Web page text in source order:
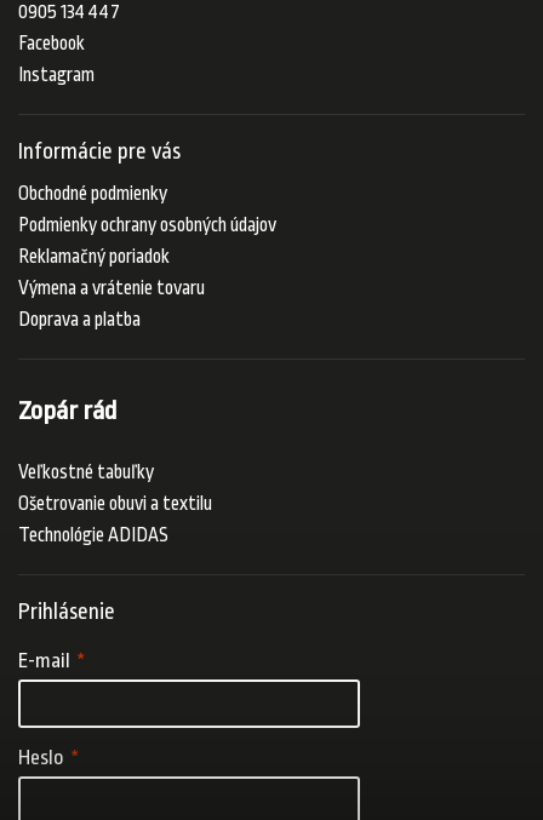
0905 134 447
Facebook
Instagram
Informácie pre vás
Obchodné podmienky
Podmienky ochrany osobných údajov
Reklamačný poriadok
Výmena a vrátenie tovaru
Doprava a platba
Zopár rád
Veľkostné tabuľky
Ošetrovanie obuvi a textilu
Technológie ADIDAS
Prihlásenie
E-mail
Heslo